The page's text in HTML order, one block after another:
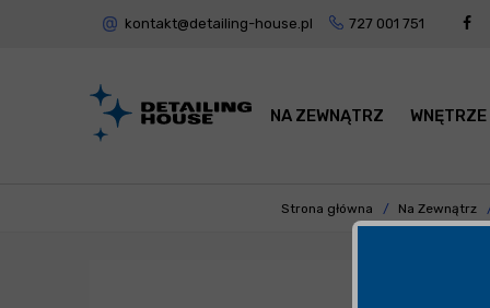
kontakt@detailing-house.pl 727 001 751
NA ZEWNĄTRZ WNĘTRZE
Strona główna Na Zewnątrz